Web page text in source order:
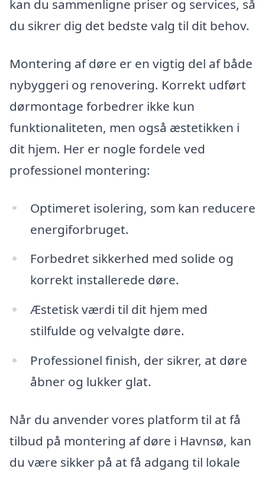
kan du sammenligne priser og services, så
du sikrer dig det bedste valg til dit behov.
Montering af døre er en vigtig del af både
nybyggeri og renovering. Korrekt udført
dørmontage forbedrer ikke kun
funktionaliteten, men også æstetikken i
dit hjem. Her er nogle fordele ved
professionel montering:
Optimeret isolering, som kan reducere
energiforbruget.
Forbedret sikkerhed med solide og
korrekt installerede døre.
Æstetisk værdi til dit hjem med
stilfulde og velvalgte døre.
Professionel finish, der sikrer, at døre
åbner og lukker glat.
Når du anvender vores platform til at få
tilbud på montering af døre i Havnsø, kan
du være sikker på at få adgang til lokale